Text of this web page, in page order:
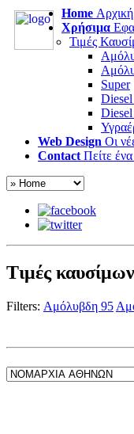
Home
Χρήσιμα
Τιμές
Super
Web Design Οι
Contact Πείτε ένα
Τιμές καυσίμων
Filters: Αμόλυβδη 95